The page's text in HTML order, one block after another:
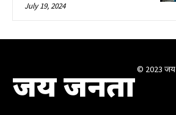
July 19, 2024
जय जनता © 2023 जय